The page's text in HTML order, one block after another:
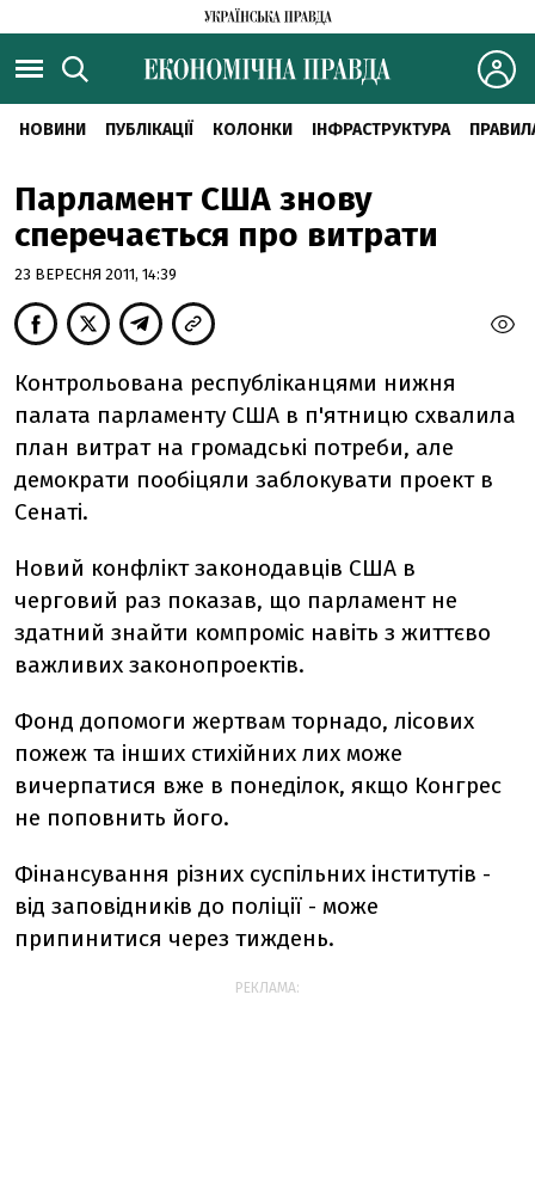
НОВИНИ ПУБЛІКАЦІЇ КОЛОНКИ ІНФРАСТРУКТУРА
Парламент США знову
сперечається про витрати
23 ВЕРЕСНЯ 2011, 14:39
Контрольована республіканцями нижня
палата парламенту США в п'ятницю схвалила
план витрат на громадські потреби, але
демократи пообіцяли заблокувати проект в
Сенаті.
Новий конфлікт законодавців США в
черговий раз показав, що парламент не
здатний знайти компроміс навіть з життєво
важливих законопроектів.
Фонд допомоги жертвам торнадо, лісових
пожеж та інших стихійних лих може
вичерпатися вже в понеділок, якщо Конгрес
не поповнить його.
Фінансування різних суспільних інститутів -
від заповідників до поліції - може
припинитися через тиждень.
РЕКЛАМА: